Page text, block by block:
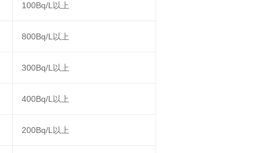
100Bq/L以上
800Bq/L以上
300Bq/L以上
400Bq/L以上
200Bq/L以上